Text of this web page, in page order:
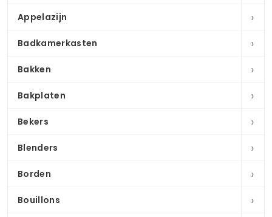
Appelazijn ›
Badkamerkasten ›
Bakken ›
Bakplaten ›
Bekers ›
Blenders ›
Borden ›
Bouillons ›